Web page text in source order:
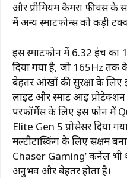
और प्रीमियम कैमरा फीचर्स के
में अन्य स्मार्टफोन्स को कड़ी
इस स्मार्टफोन में 6.32 इंच का
दिया गया है, जो 165Hz तक के
बेहतर आंखों की सुरक्षा के
लाइट और स्मार्ट आई प्रोटेक्शन
परफॉर्मेंस के लिए इस फोन में
Elite Gen 5 प्रोसेसर दिया
मल्टीटास्किंग के लिए सक्षम
Chaser Gaming’ कर्नेल भी
अनुभव और बेहतर होता है।